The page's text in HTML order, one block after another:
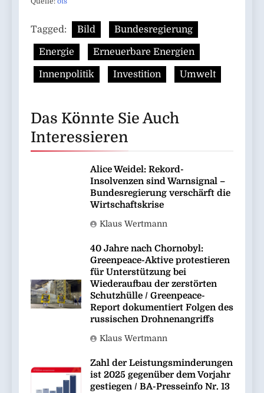
Tagged: Bild Bundesregierung
Energie Erneuerbare Energien
Innenpolitik Investition Umwelt
Das Könnte Sie Auch
Interessieren
Alice Weidel: Rekord-
Insolvenzen sind Warnsignal –
Bundesregierung verschärft die
Wirtschaftskrise
Klaus Wertmann
40 Jahre nach Chornobyl:
Greenpeace-Aktive protestieren
für Unterstützung bei
Wiederaufbau der zerstörten
Schutzhülle / Greenpeace-
Report dokumentiert Folgen des
russischen Drohnenangriffs
Klaus Wertmann
Zahl der Leistungsminderungen
ist 2025 gegenüber dem Vorjahr
gestiegen / BA-Presseinfo Nr. 13